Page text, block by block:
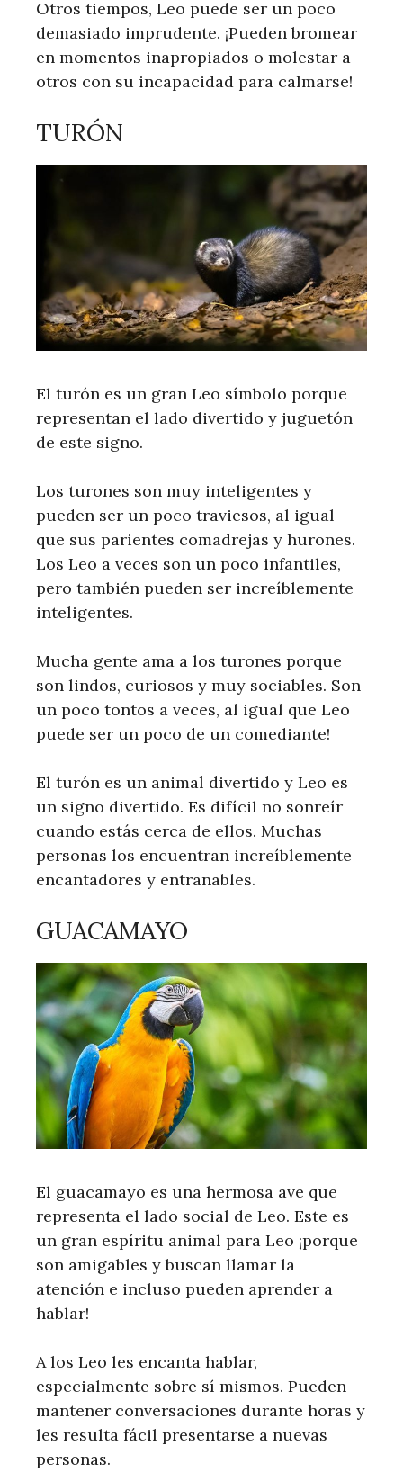
Otros tiempos, Leo puede ser un poco
demasiado imprudente. ¡Pueden bromear
en momentos inapropiados o molestar a
otros con su incapacidad para calmarse!
TURÓN
El turón es un gran Leo símbolo porque
representan el lado divertido y juguetón
de este signo.
Los turones son muy inteligentes y
pueden ser un poco traviesos, al igual
que sus parientes comadrejas y hurones.
Los Leo a veces son un poco infantiles,
pero también pueden ser increíblemente
inteligentes.
Mucha gente ama a los turones porque
son lindos, curiosos y muy sociables. Son
un poco tontos a veces, al igual que Leo
puede ser un poco de un comediante!
El turón es un animal divertido y Leo es
un signo divertido. Es difícil no sonreír
cuando estás cerca de ellos. Muchas
personas los encuentran increíblemente
encantadores y entrañables.
GUACAMAYO
El guacamayo es una hermosa ave que
representa el lado social de Leo. Este es
un gran espíritu animal para Leo ¡porque
son amigables y buscan llamar la
atención e incluso pueden aprender a
hablar!
A los Leo les encanta hablar,
especialmente sobre sí mismos. Pueden
mantener conversaciones durante horas y
les resulta fácil presentarse a nuevas
personas.